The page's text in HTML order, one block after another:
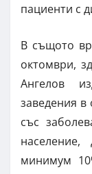
пациенти с
В същото
октомври,
Ангелов
заведения в
със
минимум